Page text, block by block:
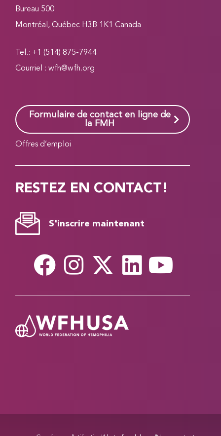
Bureau 500
Montréal, Québec H3B 1K1 Canada
Tel.: +1 (514) 875-7944
Courriel :wfh@wfh.org
Formulaire de contact en ligne de
la FMH
Offres d’emploi
RESTEZ EN CONTACT!
S'inscrire maintenant